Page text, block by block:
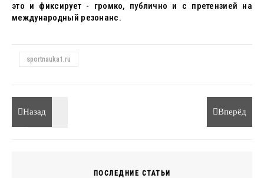
это и фиксирует - громко, публично и с претензией на
международный резонанс.
sportnauka1.ru
Назад Вперёд
ПОСЛЕДНИЕ СТАТЬИ